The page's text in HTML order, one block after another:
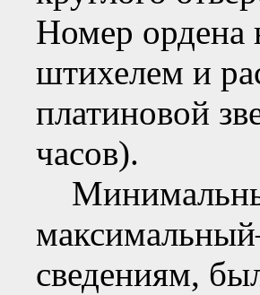
Номер ордена
штихелем и
платиновой
часов).
сведениям,